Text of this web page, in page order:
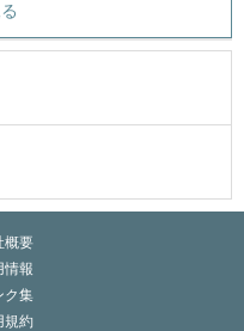
概要
情報
ク集
規約